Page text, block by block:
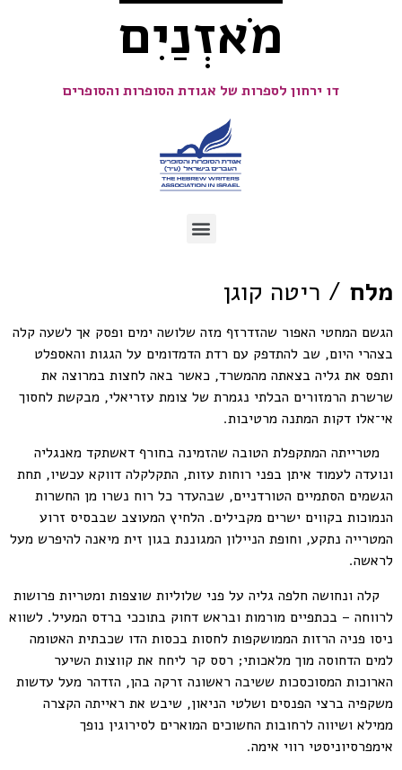
מֹאזְנַיִם
דו ירחון לספרות של אגודת הסופרות והסופרים
מלח / ריטה קוגן
הגשם המחטי האפור שהזדרזף מזה שלושה ימים ופסק אך לשעה קלה
בצהרי היום, שב להתדפק עם רדת הדמדומים על הגגות והאספלט
ותפס את גליה בצאתה מהמשרד, כאשר באה לחצות במרוצה את
שרשרת הרמזורים הבלתי נגמרת של צומת עזריאלי, מבקשת לחסוך
אי־אלו דקות המתנה מרטיבות.
מטרייתה המתקפלת הטובה שהזמינה בחורף דאשתקד מאנגליה
ונועדה לעמוד איתן בפני רוחות עזות, התקלקלה דווקא עכשיו, תחת
הגשמים הסתמיים הטורדניים, שבהעדר כל רוח נשרו מן החשרות
הנמוכות בקווים ישרים מקבילים. הלחיץ המעוצב שבבסיס זרוע
המטרייה נתקע, וחופת הניילון המגוננת בגון זית מיאנה להיפרש מעל
לראשה.
קלה ונחושה חלפה גליה על פני שלוליות שוצפות ומטריות פרושות
לרווחה – בכתפיים מורמות ובראש דחוק בתוככי ברדס המעיל. לשווא
ניסו פניה הרזות הממושקפות לחסות בכסות הדו שכבתית האטומה
למים הדחוסה מוך מלאכותי; רסס קר ליחח את קווצות השיער
הארוכות המסוכסכות ששיבה ראשונה זרקה בהן, הזדהר מעל עדשות
משקפיה ברצי הפנסים ושלטי הניאון, שיבש את ראייתה הקצרה
ממילא ושיווה לרחובות החשוכים המוארים לסירוגין נופך
אימפרסיוניסטי רווי אימה.